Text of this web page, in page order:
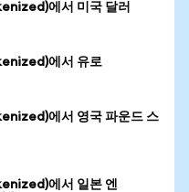
에서 미국 달러
에서 유로
에서 영국 파운드 스
에서 일본 엔